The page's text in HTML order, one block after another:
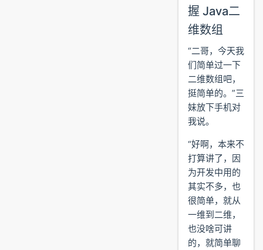
握 Java二
维数组
“二哥，今天我
们简单过一下
二维数组吧，
挺简单的。”三
妹放下手机对
我说。
“好啊，本来不
打算讲了，因
为开发中用的
其实不多，也
很简单，就从
一维到二维，
也没啥可讲
的，就简单聊